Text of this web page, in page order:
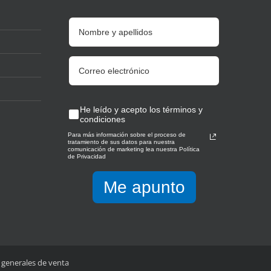
He leído y acepto los términos y
condiciones
Para más información sobre el proceso de
tratamiento de sus datos para nuestra
comunicación de marketing lea nuestra Política
de Privacidad
Me apunto
de venta